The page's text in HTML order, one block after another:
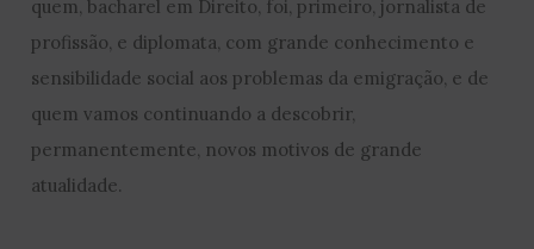
quem, bacharel em Direito, foi, primeiro, jornalista de
profissão, e diplomata, com grande conhecimento e
sensibilidade social aos problemas da emigração, e de
quem vamos continuando a descobrir,
permanentemente, novos motivos de grande
atualidade.